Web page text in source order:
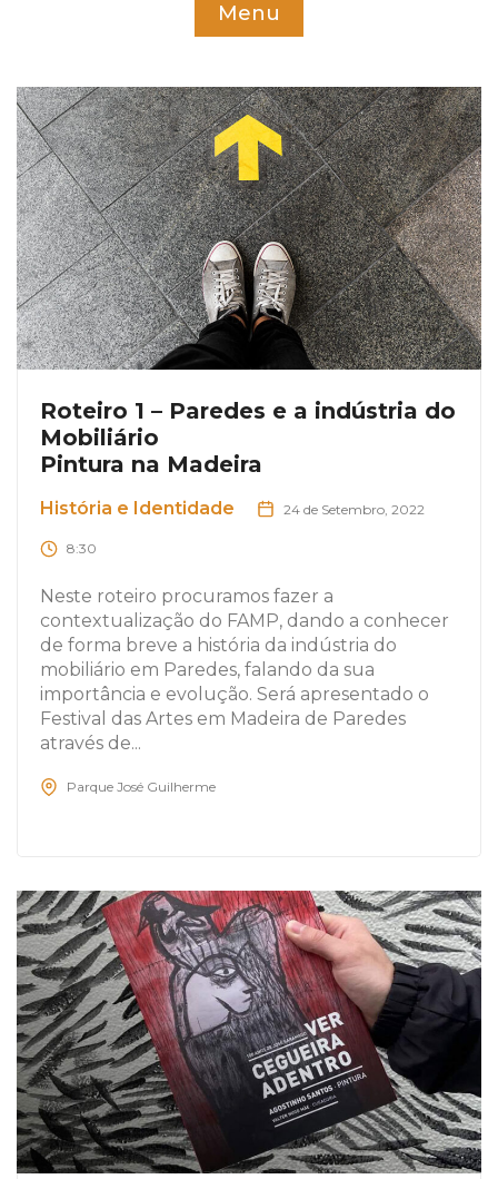
Menu
Roteiro 1 – Paredes e a indústria do
Mobiliário
Pintura na Madeira
História e Identidade 24 de Setembro, 2022
8:30
Neste roteiro procuramos fazer a
contextualização do FAMP, dando a conhecer
de forma breve a história da indústria do
mobiliário em Paredes, falando da sua
importância e evolução. Será apresentado o
Festival das Artes em Madeira de Paredes
através de...
Parque José Guilherme